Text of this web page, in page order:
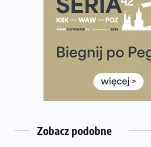
35. Bieg Powstania Warszawskiego
poradnik przed startem
często biegać, żeby robić postępy
Już w ten weekend! Przed nami
Maraton i Półmaraton Szczeciński.
wynikZobacz podobne